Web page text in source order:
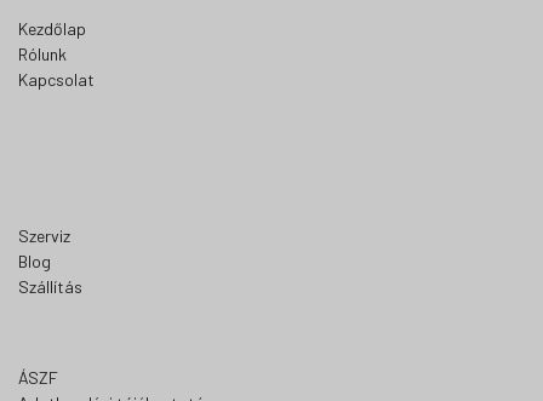
Kezdőlap
Rólunk
Kapcsolat
Szerviz
Blog
Szállítás
ÁSZF